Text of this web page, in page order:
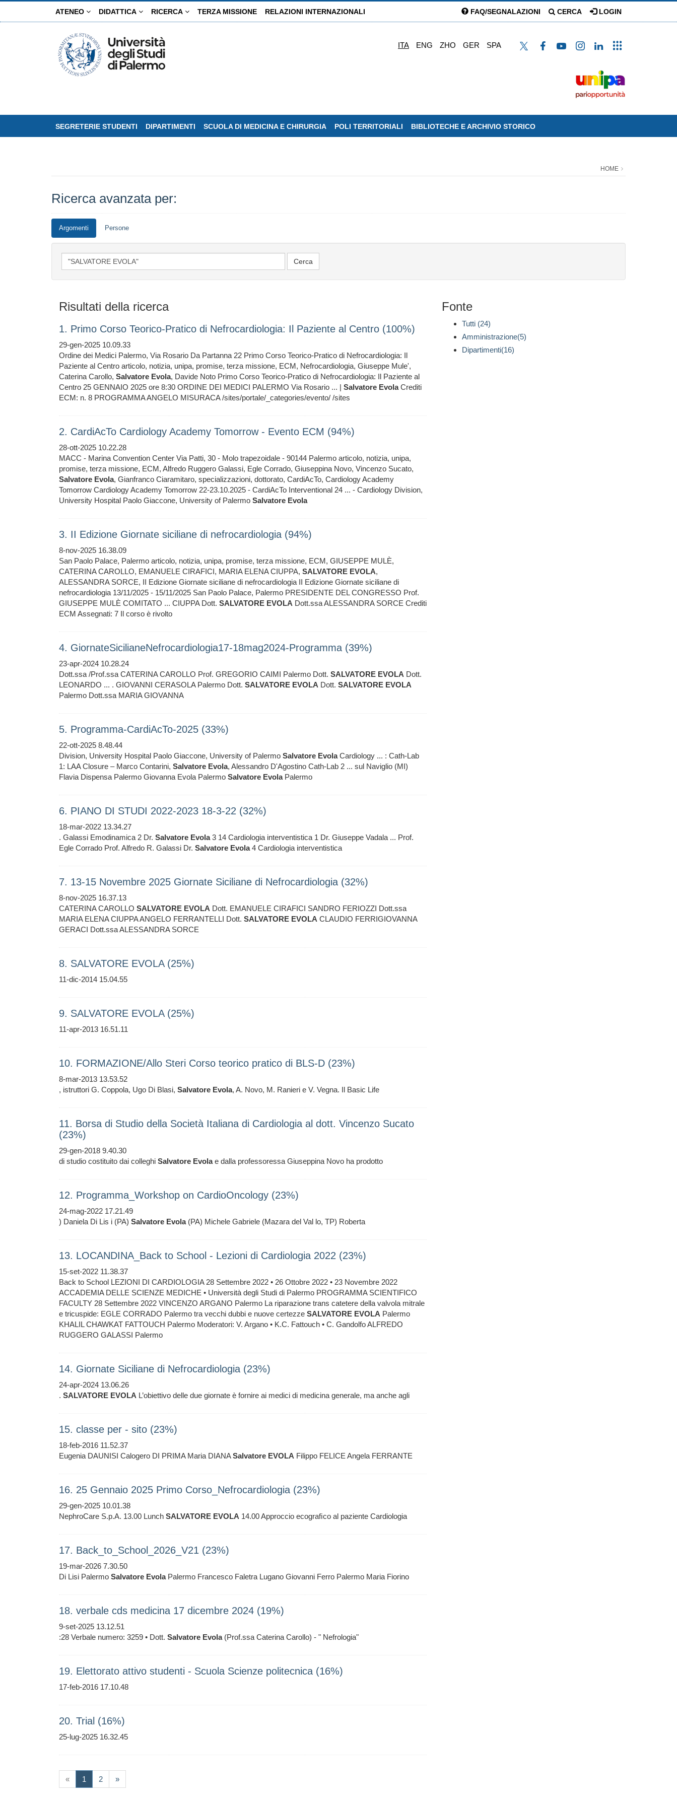
ATENEO DIDATTICA RICERCA TERZA MISSIONE RELAZIONI INTERNAZIONALI FAQ/SEGNALAZIONI CERCA LOGIN
ITA ENG ZHO GER SPA
SEGRETERIE STUDENTI DIPARTIMENTI SCUOLA DI MEDICINA E CHIRURGIA POLI TERRITORIALI BIBLIOTECHE E ARCHIVIO STORICO
HOME
Ricerca avanzata per:
Argomenti Persone
Risultati della ricerca
1. Primo Corso Teorico-Pratico di Nefrocardiologia: Il Paziente al Centro (100%)
29-gen-2025 10.09.33
Ordine dei Medici Palermo, Via Rosario Da Partanna 22 Primo Corso Teorico-Pratico di Nefrocardiologia: Il
Paziente al Centro articolo, notizia, unipa, promise, terza missione, ECM, Nefrocardiologia, Giuseppe Mule',
Caterina Carollo, Salvatore Evola, Davide Noto Primo Corso Teorico-Pratico di Nefrocardiologia: Il Paziente al
Centro 25 GENNAIO 2025 ore 8:30 ORDINE DEI MEDICI PALERMO Via Rosario ... | Salvatore EvolaCrediti
ECM: n. 8 PROGRAMMA ANGELO MISURACA /sites/portale/_categories/evento/ /sites
2. CardiAcTo Cardiology Academy Tomorrow - Evento ECM (94%)
28-ott-2025 10.22.28
MACC - Marina Convention Center Via Patti, 30 - Molo trapezoidale - 90144 Palermo articolo, notizia, unipa,
promise, terza missione, ECM, Alfredo Ruggero Galassi, Egle Corrado, Giuseppina Novo, Vincenzo Sucato,
Salvatore Evola, Gianfranco Ciaramitaro, specializzazioni, dottorato, CardiAcTo, Cardiology Academy
Tomorrow Cardiology Academy Tomorrow 22-23.10.2025 - CardiAcTo Interventional 24 ... - Cardiology Division,
University Hospital Paolo Giaccone, University of Palermo Salvatore Evola
3. II Edizione Giornate siciliane di nefrocardiologia (94%)
8-nov-2025 16.38.09
San Paolo Palace, Palermo articolo, notizia, unipa, promise, terza missione, ECM, GIUSEPPE MULÈ,
CATERINA CAROLLO, EMANUELE CIRAFICI, MARIA ELENA CIUPPA, SALVATORE EVOLA,
ALESSANDRA SORCE, II Edizione Giornate siciliane di nefrocardiologia II Edizione Giornate siciliane di
nefrocardiologia 13/11/2025 - 15/11/2025 San Paolo Palace, Palermo PRESIDENTE DEL CONGRESSO Prof.
GIUSEPPE MULÈ COMITATO ... CIUPPA Dott. SALVATORE EVOLA Dott.ssa ALESSANDRA SORCE Crediti
ECM Assegnati: 7 Il corso è rivolto
4. GiornateSicilianeNefrocardiologia17-18mag2024-Programma (39%)
23-apr-2024 10.28.24
Dott.ssa /Prof.ssa CATERINA CAROLLO Prof. GREGORIO CAIMI Palermo Dott. SALVATORE EVOLA Dott.
LEONARDO ... . GIOVANNI CERASOLA Palermo Dott. SALVATORE EVOLA Dott. SALVATORE EVOLA
Palermo Dott.ssa MARIA GIOVANNA
5. Programma-CardiAcTo-2025 (33%)
22-ott-2025 8.48.44
Division, University Hospital Paolo Giaccone, University of Palermo Salvatore EvolaCardiology ... : Cath-Lab
1: LAA Closure – Marco Contarini, Salvatore Evola, Alessandro D'Agostino Cath-Lab 2 ... sul Naviglio (MI)
Flavia Dispensa Palermo Giovanna Evola Palermo Salvatore EvolaPalermo
6. PIANO DI STUDI 2022-2023 18-3-22 (32%)
18-mar-2022 13.34.27
. Galassi Emodinamica 2 Dr. Salvatore Evola3 14 Cardiologia interventistica 1 Dr. Giuseppe Vadala ... Prof.
Egle Corrado Prof. Alfredo R. Galassi Dr. Salvatore Evola4 Cardiologia interventistica
7. 13-15 Novembre 2025 Giornate Siciliane di Nefrocardiologia (32%)
8-nov-2025 16.37.13
CATERINA CAROLLO SALVATORE EVOLA Dott. EMANUELE CIRAFICI SANDRO FERIOZZI Dott.ssa
MARIA ELENA CIUPPA ANGELO FERRANTELLI Dott. SALVATORE EVOLA CLAUDIO FERRIGIOVANNA
GERACI Dott.ssa ALESSANDRA SORCE
8. SALVATORE EVOLA (25%)
11-dic-2014 15.04.55
9. SALVATORE EVOLA (25%)
11-apr-2013 16.51.11
10. FORMAZIONE/Allo Steri Corso teorico pratico di BLS-D (23%)
8-mar-2013 13.53.52
, istruttori G. Coppola, Ugo Di Blasi, Salvatore Evola, A. Novo, M. Ranieri e V. Vegna. Il Basic Life
11. Borsa di Studio della Società Italiana di Cardiologia al dott. Vincenzo Sucato
(23%)
29-gen-2018 9.40.30
di studio costituito dai colleghi Salvatore Evolae dalla professoressa Giuseppina Novo ha prodotto
12. Programma_Workshop on CardioOncology (23%)
24-mag-2022 17.21.49
) Daniela Di Lis i (PA) Salvatore Evola(PA) Michele Gabriele (Mazara del Val lo, TP) Roberta
13. LOCANDINA_Back to School - Lezioni di Cardiologia 2022 (23%)
15-set-2022 11.38.37
Back to School LEZIONI DI CARDIOLOGIA 28 Settembre 2022 • 26 Ottobre 2022 • 23 Novembre 2022
ACCADEMIA DELLE SCIENZE MEDICHE • Università degli Studi di Palermo PROGRAMMA SCIENTIFICO
FACULTY 28 Settembre 2022 VINCENZO ARGANO Palermo La riparazione trans catetere della valvola mitrale
e tricuspide: EGLE CORRADO Palermo tra vecchi dubbi e nuove certezze SALVATORE EVOLA Palermo
KHALIL CHAWKAT FATTOUCH Palermo Moderatori: V. Argano • K.C. Fattouch • C. Gandolfo ALFREDO
RUGGERO GALASSI Palermo
14. Giornate Siciliane di Nefrocardiologia (23%)
24-apr-2024 13.06.26
. SALVATORE EVOLA L’obiettivo delle due giornate è fornire ai medici di medicina generale, ma anche agli
15. classe per - sito (23%)
18-feb-2016 11.52.37
Eugenia DAUNISI Calogero DI PRIMA Maria DIANASalvatore EVOLA Filippo FELICE Angela FERRANTE
16. 25 Gennaio 2025 Primo Corso_Nefrocardiologia (23%)
29-gen-2025 10.01.38
NephroCare S.p.A. 13.00 Lunch SALVATORE EVOLA 14.00 Approccio ecograﬁco al paziente Cardiologia
17. Back_to_School_2026_V21 (23%)
19-mar-2026 7.30.50
Di Lisi Palermo Salvatore EvolaPalermo Francesco Faletra Lugano Giovanni Ferro Palermo Maria Fiorino
18. verbale cds medicina 17 dicembre 2024 (19%)
9-set-2025 13.12.51
:28 Verbale numero: 3259 • Dott. Salvatore Evola(Prof.ssa Caterina Carollo) - " Nefrologia"
19. Elettorato attivo studenti - Scuola Scienze politecnica (16%)
17-feb-2016 17.10.48
20. Trial (16%)
25-lug-2025 16.32.45
« 1 (current)
2 »
Fonte
Tutti (24)
Amministrazione(5)
Dipartimenti(16)